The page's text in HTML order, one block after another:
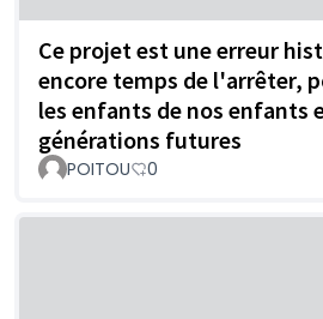
Ce projet est une erreur
encore temps de l'arrêter,
les enfants de nos enfants
générations futures
POITOU 0